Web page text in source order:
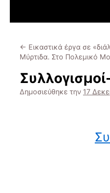
← Εικαστικά έργα σε
Μύρτιδα. Στο Πολεμικό
Δημοσιεύθηκε την 17